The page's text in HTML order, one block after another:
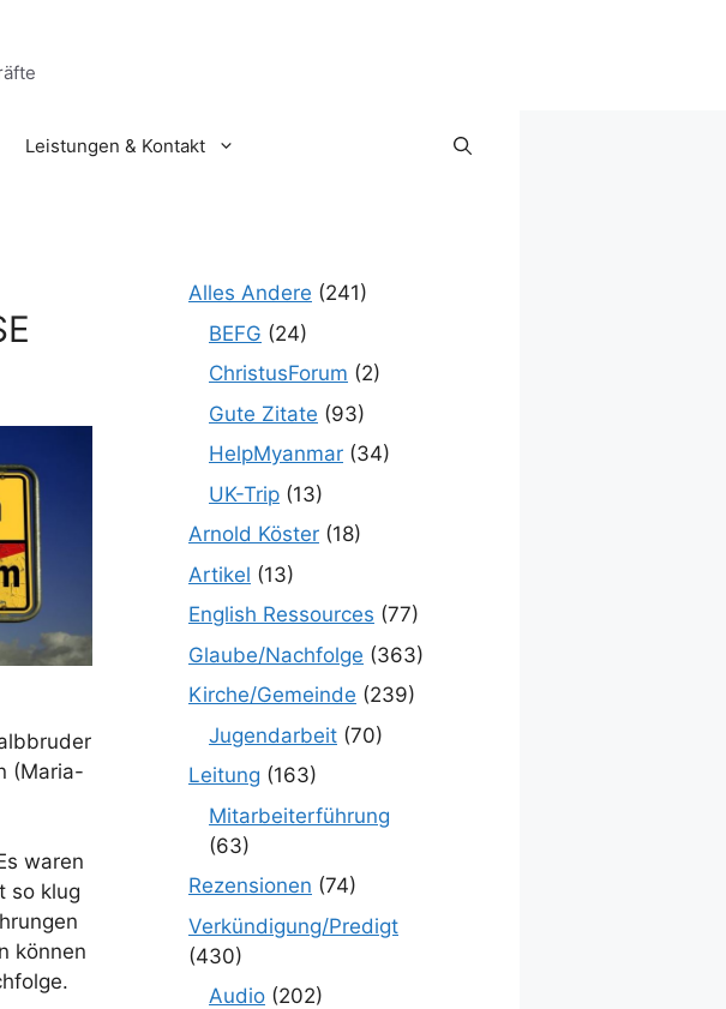
Leistungen & Kontakt
(Maria-
waren
so klug
können
Alles Andere (241)
BEFG (24)
ChristusForum (2)
Gute Zitate (93)
HelpMyanmar (34)
UK-Trip (13)
Arnold Köster (18)
Artikel (13)
English Ressources (77)
Glaube/Nachfolge (363)
Kirche/Gemeinde (239)
Jugendarbeit (70)
Leitung (163)
Mitarbeiterführung
(63)
Rezensionen (74)
Verkündigung/Predigt
(430)
Audio (202)